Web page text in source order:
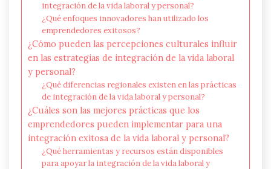
integración de la vida laboral y personal?
¿Qué enfoques innovadores han utilizado los
emprendedores exitosos?
¿Cómo pueden las percepciones culturales influir
en las estrategias de integración de la vida laboral
y personal?
¿Qué diferencias regionales existen en las prácticas
de integración de la vida laboral y personal?
¿Cuáles son las mejores prácticas que los
emprendedores pueden implementar para una
integración exitosa de la vida laboral y personal?
¿Qué herramientas y recursos están disponibles
para apoyar la integración de la vida laboral y